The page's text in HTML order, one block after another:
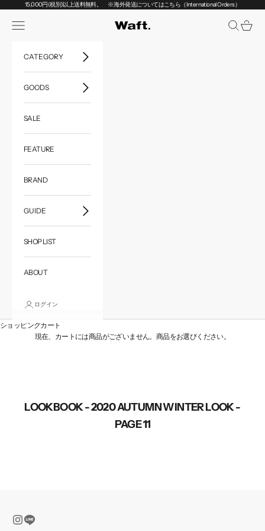
コンテンツへスキップ
15,000円(税別)以上送料無料。 ※ 海外発送についてはこちら（International Orders）
Waft.
メニューを開く 検索を開く
カート
CATEGORY
GOODS
SALE
FEATURE
BRAND
GUIDE
SHOP LIST
ABOUT
ログイン
ショッピングカート
現在、カートには商品がございません。商品をお選びください。
LOOKBOOK - 2020 AUTUMN WINTER LOOK -
PAGE 11